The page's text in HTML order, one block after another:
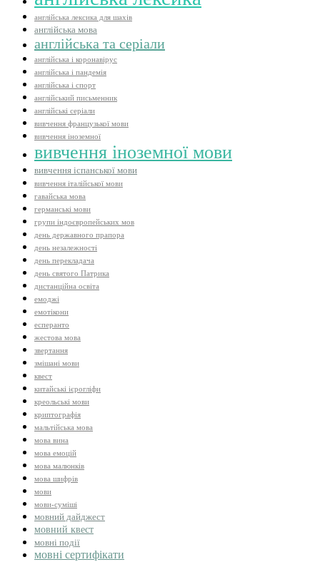
англійська лексика для шахів
англійська мова
англійська та серіали
англійська і коронавірус
англійська і пандемія
англійська і спорт
англійський письменник
англійські серіали
вивчення французької мови
вивчення іноземної
вивчення іноземної мови
вивчення іспанської мови
вивчення італійської мови
гавайська мова
германські мови
групи індоєвропейських мов
день державного прапора
день незалежності
день перекладача
день святого Патрика
дистанційна освіта
емоджі
емотікони
есперанто
жестова мова
звертання
змішані мови
квест
китайські ієрогліфи
креольські мови
криптографія
мальтійська мова
мова вина
мова емоцій
мова малюнків
мова шифрів
мови
мови-суміші
мовний дайджест
мовний квест
мовні події
мовні сертифікати